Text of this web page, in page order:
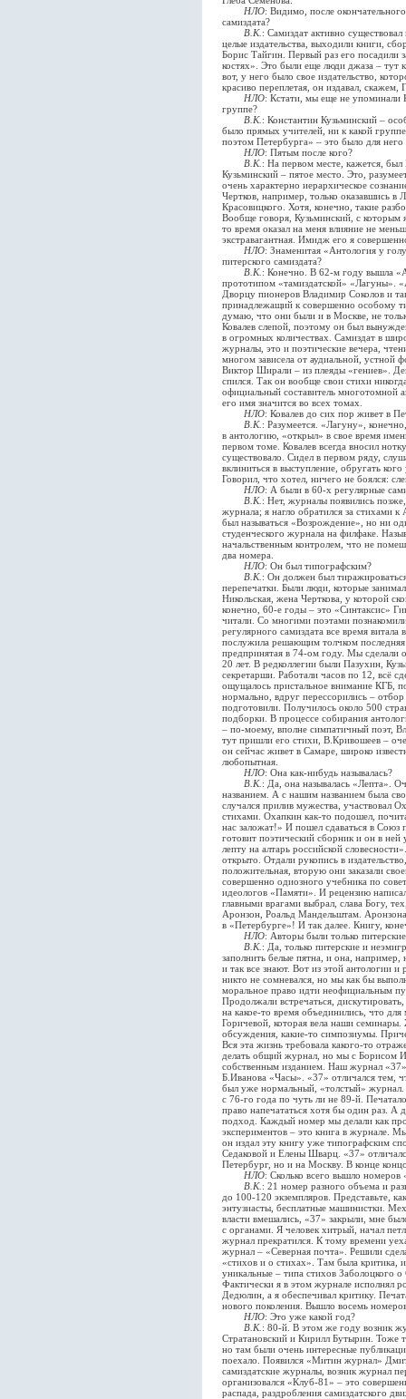
НЛО: Видимо, после
самиздата?
В.К. : Самиздат активно
целые издательства, выходили книги,
Борис Тайгин. Первый раз его посадили
костях». Это были еще люди джаза – тут
вот, у него было свое издательство,
красиво переплетая, он издавал, скажем,
НЛО: Кстати, мы еще не упоминали
группе?
В.К. : Константин Кузьминский –
было прямых учителей, ни к какой
поэтом Петербурга» – это было для него
НЛО: Пятым после кого?
В.К. : На первом месте, кажется,
Кузьминский – пятое место. Это,
очень характерно иерархическое
Чертков, например, только оказавшись в
Красовицкого. Хотя, конечно, такие
Вообще говоря, Кузьминский, с которым
то время оказал на меня влияние не
экстравагантная. Имидж его я
НЛО: Знаменитая «Антология у
питерского самиздата?
В.К. : Конечно. В 62-м году вышла
прототипом «тамиздатской» «Лагуны».
Дворцу пионеров Владимир Соколов и
принадлежащий к совершенно особому
думаю, что они были и в Москве, не
Ковалев слепой, поэтому он был
в огромных количествах. Самиздат в
журналы, это и поэтические вечера,
многом зависела от аудиальной, устной
Виктор Ширали – из плеяды «гениев».
спился. Так он вообще свои стихи
официальный составитель многотомной
его имя значится во всех томах.
НЛО: Ковалев до сих пор живет в
В.К. : Разумеется. «Лагуну»,
в антологию, «откpыл» в свое время
первом томе. Ковалев всегда вносил
существовало. Сидел в первом ряду,
вклиниться в выступление, обругать
Говорил, что хотел, ничего не боялся:
НЛО: А были в 60-х регулярные
В.К. : Нет, журналы появились
журнала; я нагло обратился за стихами
был называться «Возрождение», но ни
студенческого журнала на филфаке.
начальственным контролем, что не
два номера.
НЛО: Он был типографским?
В.К. : Он должен был
перепечатки. Были люди, которые
Никольская, жена Черткова, у которой
конечно, 60-е годы – это «Синтаксис»
читали. Со многими поэтами
регулярного самиздата все время
послужила решающим толчком
предпринятая в 74-ом году. Мы сделали
20 лет. В редколлегии были Пазухин,
секретарши. Работали часов по 12, всё
ощущалось пристальное внимание КГБ,
нормально, вдруг перессорились –
подготовили. Получилось около 500
подборки. В процессе собирания
– по-моему, вполне симпатичный поэт,
тут пришли его стихи, В.Кривошеев –
он сейчас живет в Самаре, широко
любопытная.
НЛО: Она как-нибудь называлась?
В.К. : Да, она называлась «Лепта».
названием. А с нашим названием была
случался прилив мужества, участвовал
стихами. Охапкин как-то подошел,
нас заложат!» И пошел сдаваться в Союз
готовит поэтический сборник и он в
лепту на алтарь российской
открыто. Отдали рукопись в
положительная, вторую они заказали
совершенно одиозного учебника по
идеологов «Памяти». И рецензию
главными врагами выбрал, слава Богу,
Аронзон, Роальд Мандельштам.
в «Петербурге»! И так далее. Книгу,
НЛО: Авторы были только
В.К. : Да, только питерские и
заполнить белые пятна, и она,
и так все знают. Вот из этой антологии
никто не сомневался, но мы как бы
моральное право идти неофициальным
Продолжали встречаться,
на какое-то время объединились, что
Горичевой, которая вела наши
обсуждения, какие-то симпозиумы.
Вся эта жизнь требовала какого-то
делать общий журнал, но мы с Борисом
собственным изданием. Наш журнал
Б.Иванова «Часы». «37» отличался тем,
был уже нормальный, «толстый» журнал.
с 76-го года по чуть ли не 89-й.
право напечататься хотя бы один раз.
подход. Каждый номер мы делали как
экспериментов – это книга в журнале.
он издал эту книгу уже типографским
Седаковой и Елены Шварц. «37»
Петербург, но и на Москву. В конце
НЛО: Сколько всего вышло номеров
В.К. : 21 номер разного объема и
до 100-120 экземпляров. Представьте,
энтузиасты, бесплатные машинистки.
власти вмешались, «37» закрыли, мне
с органами. Я человек хитрый, начал
журнал прекратился. К тому времени
журнал – «Северная почта». Решили
«стихов и о стихах». Там была критика,
уникальные – типа стихов Заболоцкого
Фактически я в этом журнале исполнял
Дедюлин, а я обеспечивал критику.
нового поколения. Вышло восемь
НЛО: Это уже какой год?
В.К. : 80-й. В этом же году возник
Стратановский и Кирилл Бутырин. Тоже
но там были очень интересные
поехало. Появился «Митин журнал»
самиздатские журналы, возник журнал
организовался «Клуб-81» – это
распада, раздробления самиздатского